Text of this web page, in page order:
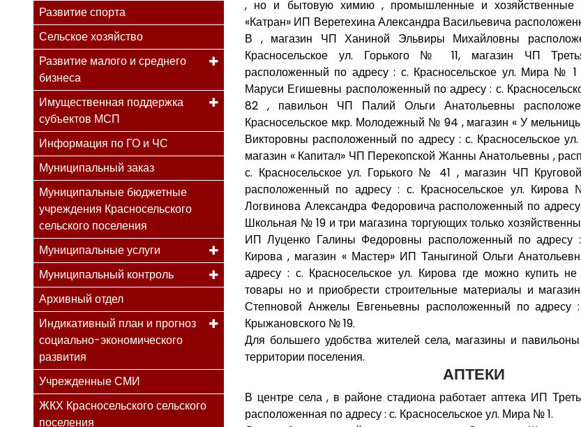
Развитие спорта
Сельское хозяйство
Развитие малого и среднего
бизнеса
Имущественная поддержка
субъектов МСП
Информация по ГО и ЧС
Муниципальный заказ
Муниципальные бюджетные
учреждения Красносельского
сельского поселения
Муниципальные услуги
Муниципальный контроль
Архивный отдел
Индикативный план и прогноз
социально-экономического
развития
Учрежденные СМИ
ЖКХ Красносельского сельского
поселения
, но и бытовую химию , промышленные и хозяйственные
«Катран» ИП Веретехина Александра Васильевича
В , магазин ЧП Ханиной Эльвиры Михайловны
Красносельское ул. Горького № 11, магазин ЧП
расположенный по адресу : с. Красносельское ул. Мира №
Маруси Егишевны расположенный по адресу : с.
82 , павильон ЧП Палий Ольги Анатольевны
Красносельское мкр. Молодежный № 94 , магазин « У
Викторовны расположенный по адресу : с. Красносельское
магазин « Капитал» ЧП Перекопской Жанны Анатольевны ,
с. Красносельское ул. Горького № 41 , магазин ЧП
расположенный по адресу : с. Красносельское ул.
Логвинова Александра Федоровича расположенный по адресу
Школьная № 19 и три магазина торгующих только
ИП Луценко Галины Федоровны расположенный по адресу :
Кирова , магазин « Мастер» ИП Таныгиной Ольги
адресу : с. Красносельское ул. Кирова где можно купить не
товары но и приобрести строительные материалы и
Степновой Анжелы Евгеньевны расположенный по адресу :
Крыжановского № 19.
Для большего удобства жителей села, магазины и
территории поселения.
АПТЕКИ
В центре села , в районе стадиона работает аптека ИП
расположенная по адресу : с. Красносельское ул. Мира № 1.